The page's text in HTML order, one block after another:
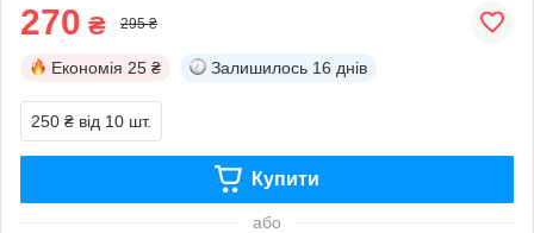
270 ₴ 295 ₴
Економія 25 ₴ Залишилось 16 днів
250 ₴ від 10 шт.
Купити
або